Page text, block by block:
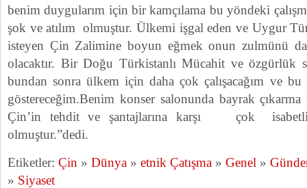
benim duygularım için bir kamçılama bu yöndeki
şok ve atılım olmuştur. Ülkemi işgal eden ve Uygur
isteyen Çin Zalimine boyun eğmek onun zulmünü
olacaktır. Bir Doğu Türkistanlı Mücahit ve özgürlük
bundan sonra ülkem için daha çok çalışacağım ve
göstereceğim.Benim konser salonunda bayrak
Çin’in tehdit ve şantajlarına karşı çok
olmuştur.”dedi.
Etiketler: Çin » Dünya » etnik Çatışma » Genel »
» Siyaset